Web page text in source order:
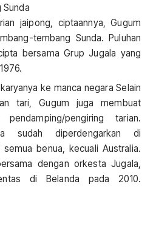
Sunda
jaipong, ciptaannya, Gugum
tembang Sunda. Puluhan
bersama Grup Jugala yang
ke manca negara Selain
tari, Gugum juga membuat
pengiring tarian.
sudah diperdengarkan di
benua, kecuali Australia.
dengan orkesta Jugala,
di Belanda pada 2010.